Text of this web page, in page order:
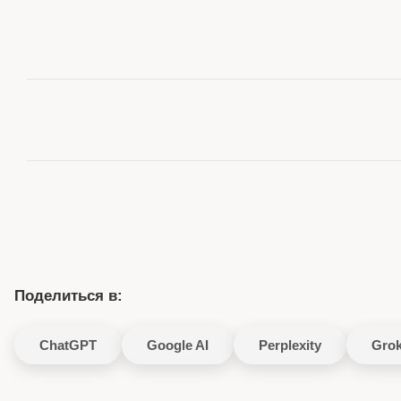
Поделиться в:
ChatGPT Google AI Perplexity